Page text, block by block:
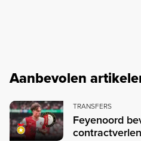
Aanbevolen
TRANSFERS
Feyenoord